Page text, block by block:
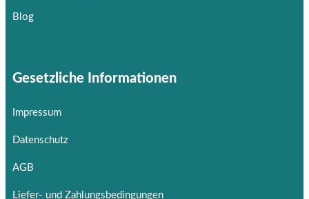
Blog
Gesetzliche Informationen
Impressum
Datenschutz
AGB
Liefer- und Zahlungsbedingungen